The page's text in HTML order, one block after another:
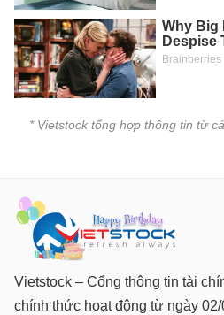
* Vietstock tổng hợp thông tin từ
Vietstock – Cổng thông tin tài
chính thức hoạt động từ ngày
TÀI
CHÍNH
THÔNG
TIN
DỊCH